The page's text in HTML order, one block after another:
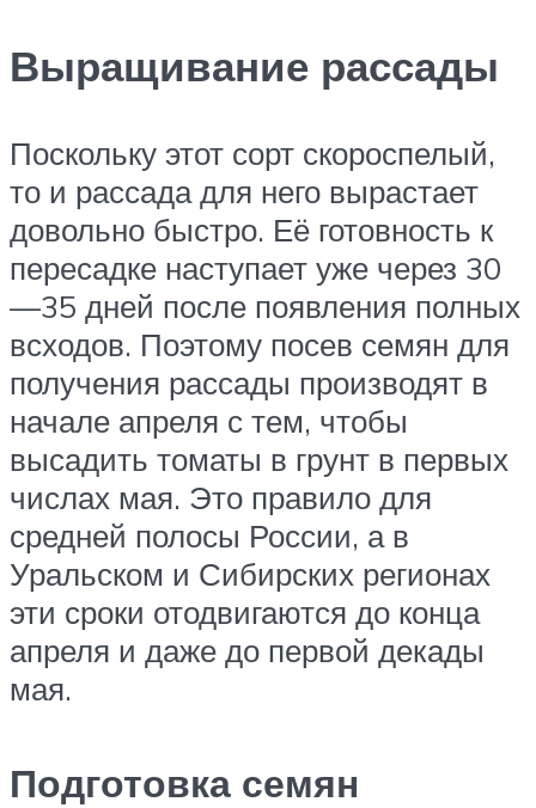
Выращивание рассады
Поскольку этот сорт скороспелый,
то и рассада для него вырастает
довольно быстро. Её готовность к
пересадке наступает уже через 30
—35 дней после появления полных
всходов. Поэтому посев семян для
получения рассады производят в
начале апреля с тем, чтобы
высадить томаты в грунт в первых
числах мая. Это правило для
средней полосы России, а в
Уральском и Сибирских регионах
эти сроки отодвигаются до конца
апреля и даже до первой декады
мая.
Подготовка семян